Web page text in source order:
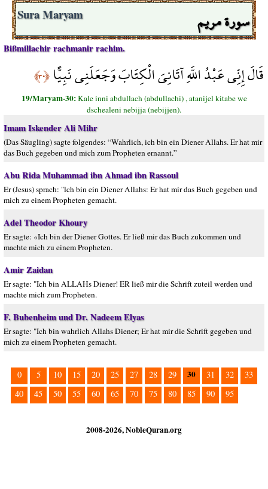
سورة مريم Sura Maryam
Bißmillachir rachmanir rachim.
قَالَ إِنِّي عَبْدُ اللَّهِ آتَانِيَ الْكِتَابَ وَجَعَلَنِي نَبِيًّا﴿٣٠﴾
19/Maryam-30:Kale inni abdullach (abdullachi) , atanijel kitabe we
dschealeni nebijja (nebijjen).
Imam Iskender Ali Mihr
(Das Säugling) sagte folgendes: “Wahrlich, ich bin ein Diener Allahs. Er hat mir
das Buch gegeben und mich zum Propheten ernannt.”
Abu Rida Muhammad ibn Ahmad ibn Rassoul
Er (Jesus) sprach: "lch bin ein Diener Allahs: Er hat mir das Buch gegeben und
mich zu einem Propheten gemacht.
Adel Theodor Khoury
Er sagte: «Ich bin der Diener Gottes. Er ließ mir das Buch zukommen und
machte mich zu einem Propheten.
Amir Zaidan
Er sagte: "Ich bin ALLAHs Diener! ER ließ mir die Schrift zuteil werden und
machte mich zum Propheten.
F. Bubenheim und Dr. Nadeem Elyas
Er sagte: "Ich bin wahrlich Allahs Diener; Er hat mir die Schrift gegeben und
mich zu einem Propheten gemacht.
0 5 10 15 20 25 27 28 29 30 31 32
33
40
45 50 55 60 65 70 75 80 85 90 95
2008-2026, NobleQuran.org